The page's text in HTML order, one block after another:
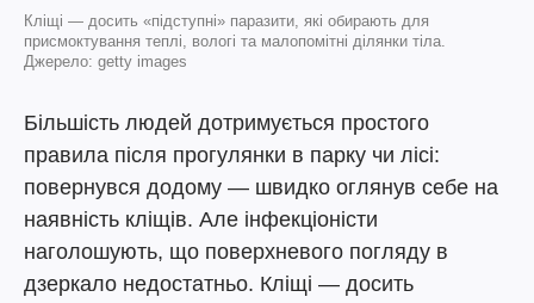
Кліщі — досить «підступні» паразити, які обирають для
присмоктування теплі, вологі та малопомітні ділянки тіла.
Джерело: getty images
Більшість людей дотримується простого
правила після прогулянки в парку чи лісі:
повернувся додому — швидко оглянув себе на
наявність кліщів. Але інфекціоністи
наголошують, що поверхневого погляду в
дзеркало недостатньо. Кліщі — досить